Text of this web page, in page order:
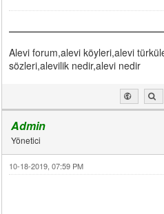
Alevi forum,alevi köyleri,alevi
sözleri,alevilik nedir,alevi nedir
Admin
Yönetici
10-18-2019, 07:59 PM